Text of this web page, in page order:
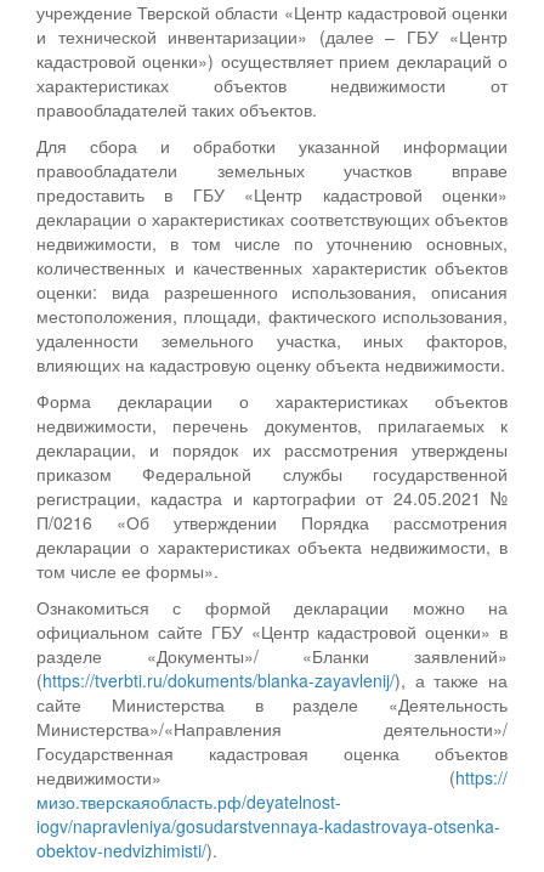
учреждение Тверской области «Центр кадастровой оценки
и технической инвентаризации» (далее – ГБУ «Центр
кадастровой оценки») осуществляет прием деклараций о
характеристиках объектов недвижимости от
правообладателей таких объектов.
Для сбора и обработки указанной информации
правообладатели земельных участков вправе
предоставить в ГБУ «Центр кадастровой оценки»
декларации о характеристиках соответствующих объектов
недвижимости, в том числе по уточнению основных,
количественных и качественных характеристик объектов
оценки: вида разрешенного использования, описания
местоположения, площади, фактического использования,
удаленности земельного участка, иных факторов,
влияющих на кадастровую оценку объекта недвижимости.
Форма декларации о характеристиках объектов
недвижимости, перечень документов, прилагаемых к
декларации, и порядок их рассмотрения утверждены
приказом Федеральной службы государственной
регистрации, кадастра и картографии от 24.05.2021 №
П/0216 «Об утверждении Порядка рассмотрения
декларации о характеристиках объекта недвижимости, в
том числе ее формы».
Ознакомиться с формой декларации можно на
официальном сайте ГБУ «Центр кадастровой оценки» в
разделе «Документы»/ «Бланки заявлений»
(https://tverbti.ru/dokuments/blanka-zayavlenij/), а также на
сайте Министерства в разделе «Деятельность
Министерства»/«Направления деятельности»/
Государственная кадастровая оценка объектов
недвижимости» (https://
мизо.тверскаяобласть.рф/deyatelnost-
iogv/napravleniya/gosudarstvennaya-kadastrovaya-otsenka-
obektov-nedvizhimisti/).